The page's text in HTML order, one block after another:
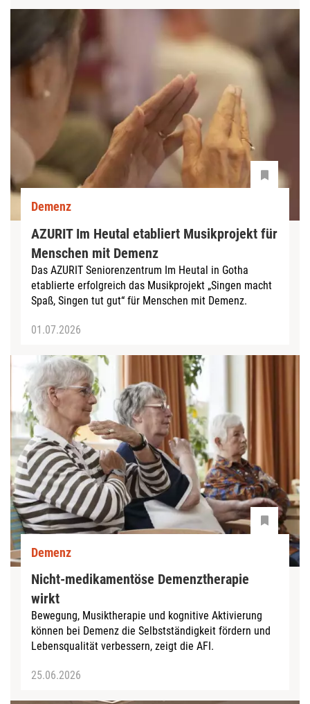
Demenz
AZURIT Im Heutal etabliert Musikprojekt für
Menschen mit Demenz
Das AZURIT Seniorenzentrum Im Heutal in Gotha
etablierte erfolgreich das Musikprojekt „Singen macht
Spaß, Singen tut gut“ für Menschen mit Demenz.
01.07.2026
Demenz
Nicht-medikamentöse Demenztherapie
wirkt
Bewegung, Musiktherapie und kognitive Aktivierung
können bei Demenz die Selbstständigkeit fördern und
Lebensqualität verbessern, zeigt die AFI.
25.06.2026